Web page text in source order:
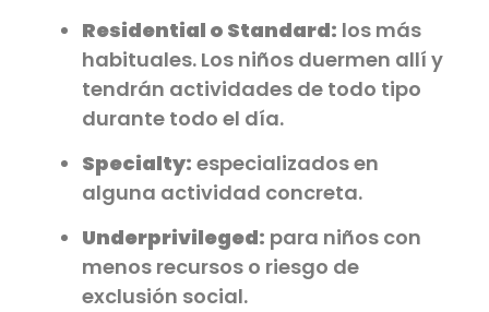
Residential o Standard: los más
habituales. Los niños duermen allí y
tendrán actividades de todo tipo
durante todo el día.
Specialty: especializados en
alguna actividad concreta.
Underprivileged: para niños con
menos recursos o riesgo de
exclusión social.